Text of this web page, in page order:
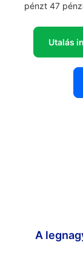
pénzt 47
Utalás
A